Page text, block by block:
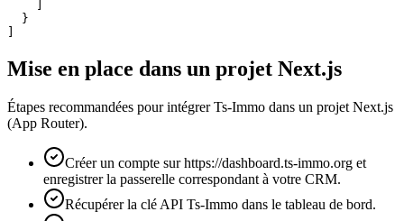
  }
Mise en place dans un projet Next.js
Étapes recommandées pour intégrer Ts-Immo dans un projet Next.js
(App Router).
Créer un compte sur https://dashboard.ts-immo.org et
enregistrer la passerelle correspondant à votre CRM.
Récupérer la clé API Ts-Immo dans le tableau de bord.